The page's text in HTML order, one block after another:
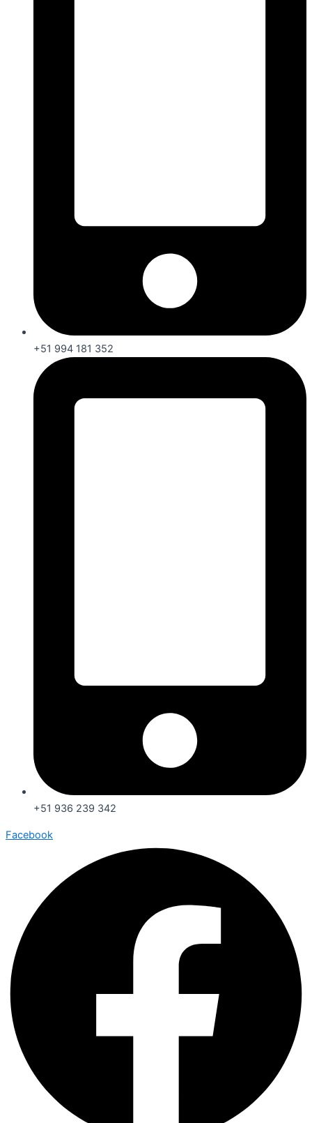
+51 994 181 352
+51 936 239 342
Facebook